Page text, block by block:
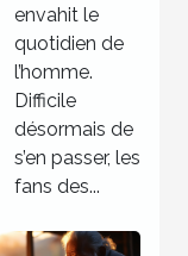
portables
sur les
yeux ?
envahit le
quotidien de
l’homme.
Difficile
désormais de
s’en passer, les
fans des...